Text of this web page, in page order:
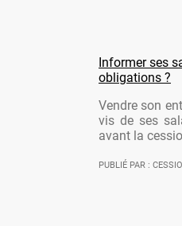
Informer ses
obligations ?
Vendre son
vis de ses
avant la
PUBLIÉ PAR :